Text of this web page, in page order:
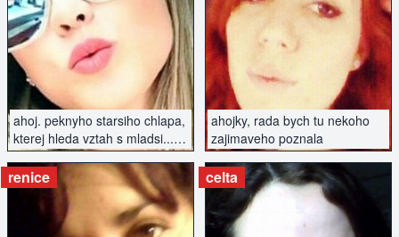
ahoj. peknyho starsiho chlapa,
kterej hleda vztah s mladsi...
najdu tu?
ZOBRAZIT INZERÁT
ahojky, rada bych tu nekoho
zajimaveho poznala
ZOBRAZIT INZERÁT
renice celta